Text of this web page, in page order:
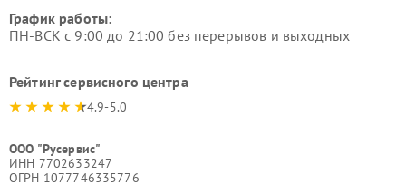
График работы:
ПН-ВСК с 9:00 до 21:00 без перерывов и выходных
Рейтинг сервисного центра
4.9-5.0
ООО "Русервис"
ИНН 7702633247
ОГРН 1077746335776